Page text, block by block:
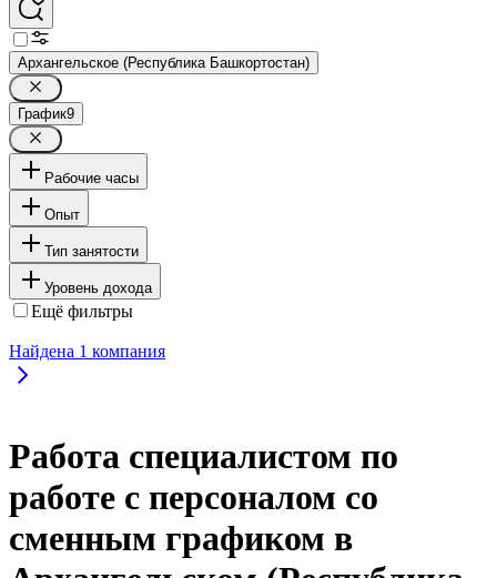
Архангельское (Республика Башкортостан)
График9
Рабочие часы
Опыт
Тип занятости
Уровень дохода
Ещё фильтры
Найдена 1 компания
Работа специалистом по
работе с персоналом со
сменным графиком в